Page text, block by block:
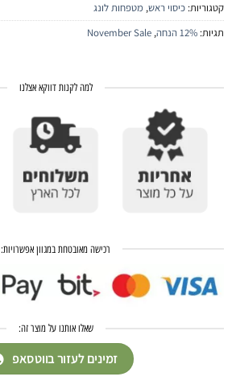
קטגוריות: כיסוי ראש, מטפחות לונג
תגיות: 12% הנחה ,
November Sale
למה לקנות דווקא אצלנו
רכישה מאובטחת במגוון אפשרויות:
שאלו אותנו על מוצר זה:
זמינים לעזור בווטסאפ